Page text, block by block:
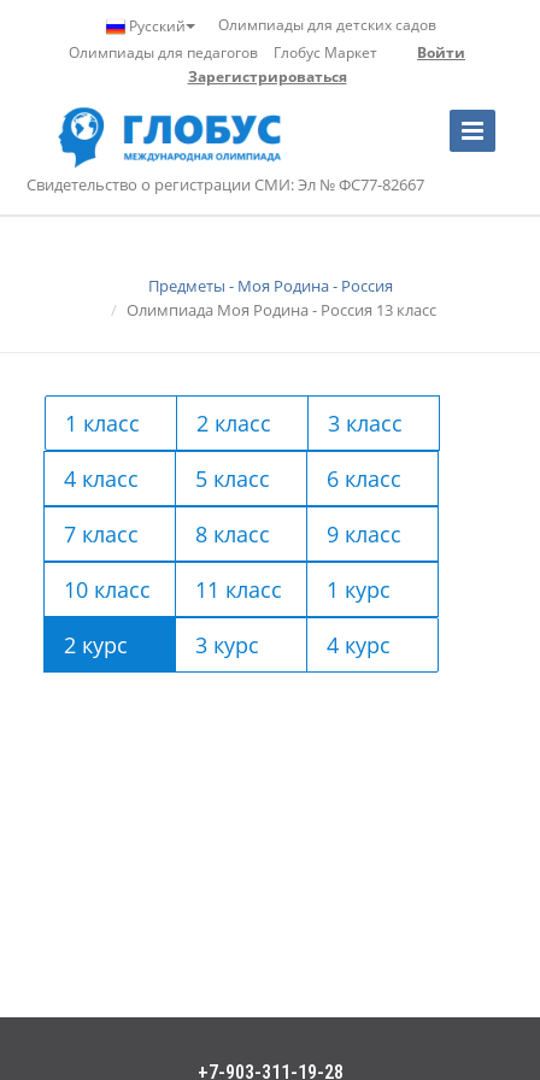
Русский
Олимпиады для детских садов
Олимпиады для педагогов
Глобус Маркет
Войти
Зарегистрироваться
Toggle
Navigation
Свидетельство о регистрации СМИ: Эл № ФС77-82667
Предметы - Моя Родина - Россия
Олимпиада Моя Родина - Россия 13 класс
1 класс 2 класс
3 класс
4 класс
5 класс
6 класс
7 класс
8 класс
9 класс
10 класс
11 класс
1 курс
2 курс
3 курс 4 курс
+7-903-311-19-28